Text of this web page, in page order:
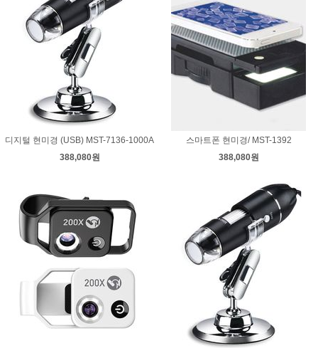
디지털 현미경 (USB) MST-7136-1000A
388,080원
스마트폰 현미경/ MST-1392
388,080원